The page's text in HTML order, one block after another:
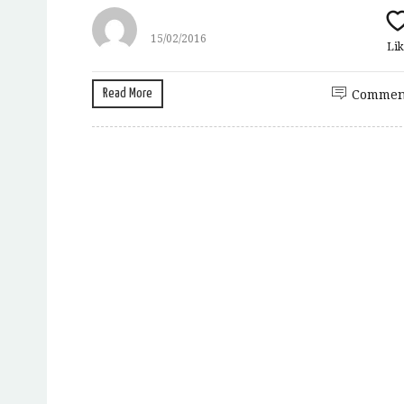
15/02/2016
Read More